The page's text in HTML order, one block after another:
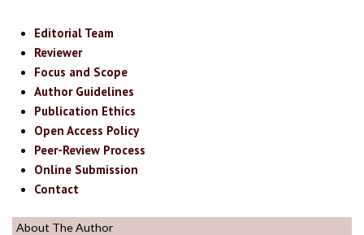
Editorial Team
Reviewer
Focus and Scope
Author Guidelines
Publication Ethics
Open Access Policy
Peer-Review Process
Online Submission
Contact
About The Author